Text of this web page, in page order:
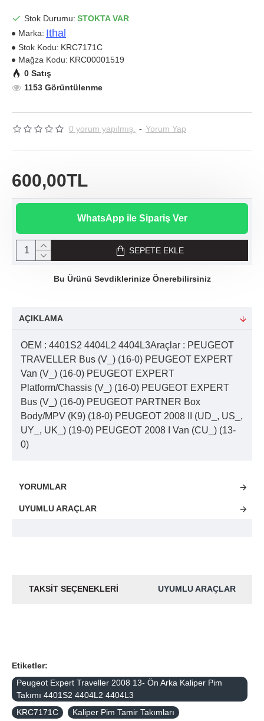
Stok Durumu: STOKTA VAR
Marka: Ithal
Stok Kodu: KRC7171C
Mağza Kodu: KRC00001519
0 Satış
1153 Görüntülenme
0 yorum yapılmış. - Yorum Yap
600,00TL
WhatsApp ile Sipariş Ver
SEPETE EKLE
Bu Ürünü Sevdiklerinize Önerebilirsiniz
AÇIKLAMA
OEM : 4401S2 4404L2 4404L3Araçlar : PEUGEOT
TRAVELLER Bus (V_) (16-0) PEUGEOT EXPERT
Van (V_) (16-0) PEUGEOT EXPERT
Platform/Chassis (V_) (16-0) PEUGEOT EXPERT
Bus (V_) (16-0) PEUGEOT PARTNER Box
Body/MPV (K9) (18-0) PEUGEOT 2008 II (UD_, US_,
UY_, UK_) (19-0) PEUGEOT 2008 I Van (CU_) (13-
0)
YORUMLAR
UYUMLU ARAÇLAR
TAKSIT SEÇENEKLERI UYUMLU ARAÇLAR
Etiketler:
Peugeot Expert Traveller 2008 13- Ön Arka Kaliper Pim
Takımı 4401S2 4404L2 4404L3
KRC7171C
Kaliper Pim Tamir Takımları